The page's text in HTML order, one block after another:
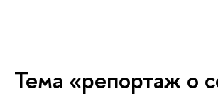
Тема «репортаж о